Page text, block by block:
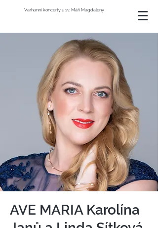
Varhanní koncerty u sv. Máří Magdaleny
AVE MARIA Karolína